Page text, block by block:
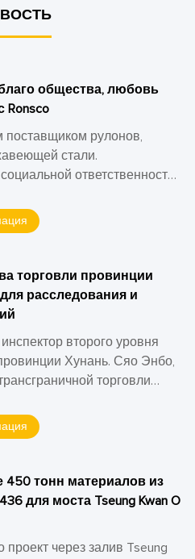
общества, любовь
Ronsco
поставщиком рулонов,
стали.
ответственности.
инновации,
взаимовыгодность,
нас посвятить себя
Это совпадает с целью
Синьсинь.
торговли провинции
расследования и
второго уровня
Хунань. Сяо Энбо,
торговли
торговли. Линь Хайин,
генерального директора
для расследования и
450 тонн материалов из
для моста Tseung Kwan O
проект через залив Tseung